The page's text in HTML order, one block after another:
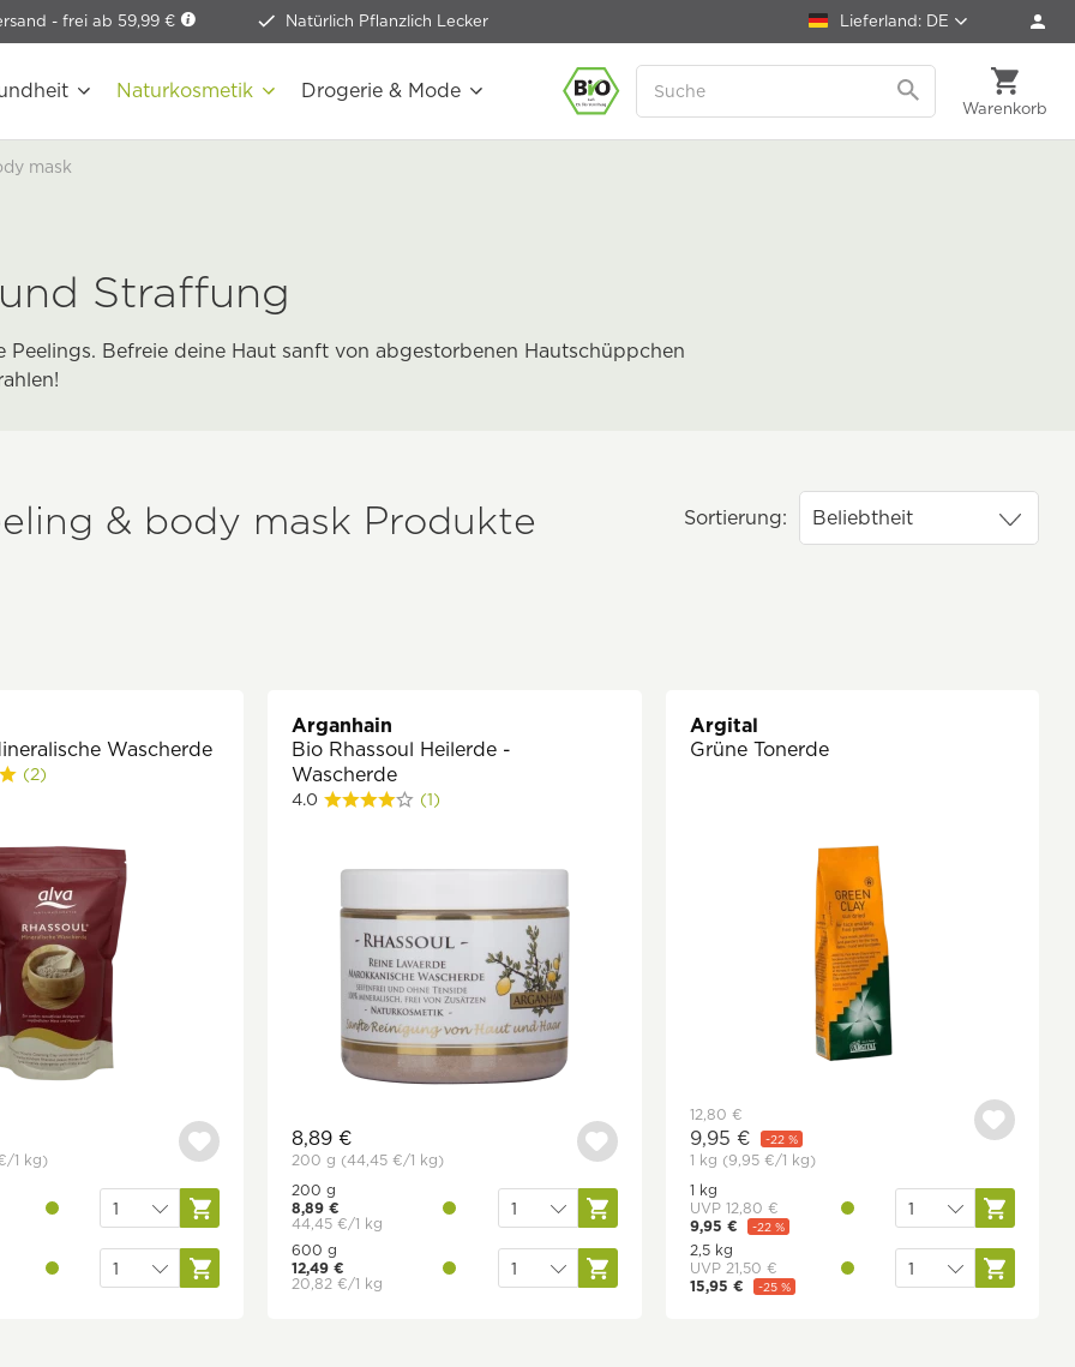
- frei ab 59,99 € Natürlich Pflanzlich Lecker Lieferland: DE
Warenkorb
Naturkosmetik Drogerie & Mode
mask
Straffung
Befreie deine Haut sanft von abgestorbenen Hautschüppchen
& body mask Produkte Sortierung:
Wascherde
(2)
/1 kg)
Arganhain
Bio Rhassoul Heilerde -
Wascherde
4.0 (1)
8,89 €
200 g (44,45 €/1 kg)
200 g
8,89 €
44,45 €/1 kg
600 g
12,49 €
20,82 €/1 kg
Argital
Grüne Tonerde
12,80 €
9,95 € -22 %
1 kg (9,95 €/1 kg)
1 kg
UVP 12,80 €
9,95 €
-22 %
9,95 €/1 kg
2,5 kg
UVP 21,50 €
15,95 €
-25 %